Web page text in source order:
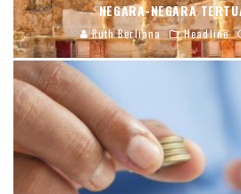
NEGARA-NEGARA
Ruth Berliana Headline